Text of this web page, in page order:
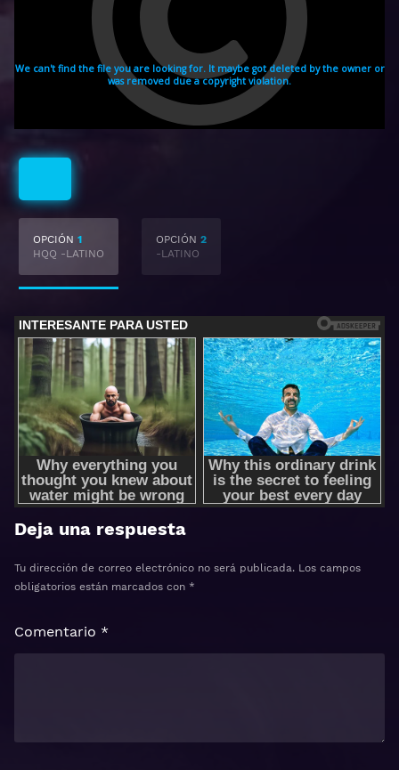
OPCIÓN 1
HQQ -LATINO
OPCIÓN 2
-LATINO
Deja una respuesta
Tu dirección de correo electrónico no será publicada. Los campos
obligatorios están marcados con *
Comentario *